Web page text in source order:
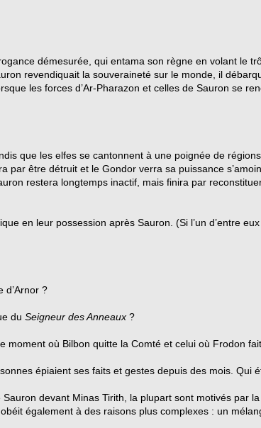
démesurée, qui entama son règne en volant le
revendiquait la souveraineté sur le monde, il
les forces d’Ar-Pharazon et celles de Sauron se
que les elfes se cantonnent à une poignée de
par être détruit et le Gondor verra sa puissance
restera longtemps inactif, mais finira par
en leur possession après Sauron. (Si l’un d’entre
d’Arnor ?
du Seigneur des Anneaux?
moment où Bilbon quitte la Comté et celui où Frodon
épiaient ses faits et gestes depuis des mois. Qui
devant Minas Tirith, la plupart sont motivés par
également à des raisons plus complexes : un